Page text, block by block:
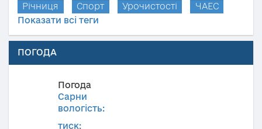
Річниця
Спорт Урочистості
ЧАЕС
Показати всі теги
ПОГОДА
Погода
Сарни
вологість:
тиск: